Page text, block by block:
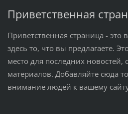
Приветственная
Приветственная страница - это
здесь то, что вы предлагаете.
место для последних
материалов. Добавляйте сюда
внимание людей к вашему